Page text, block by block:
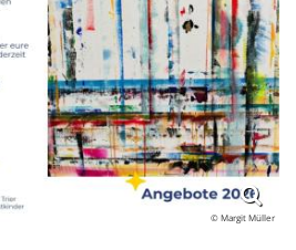
© Margit Müller